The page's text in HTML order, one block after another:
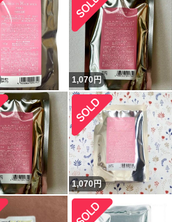
1,070円
1,070円